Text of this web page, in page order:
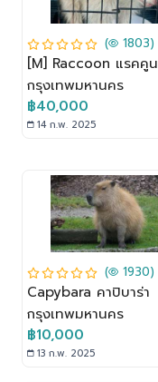
( 1803)
[M] Raccoon แรคคูน
กรุงเทพมหานคร
฿40,000
14 ก.พ. 2025
( 1930)
Capybara คาปิบาร่า
กรุงเทพมหานคร
฿10,000
13 ก.พ. 2025